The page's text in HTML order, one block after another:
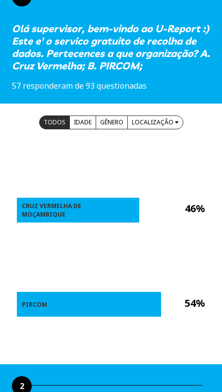
Olá supervisor, bem-vindo ao U-Report :)
Este e' o servico gratuito de recolha de
dados. Pertecences a que organização? A.
Cruz Vermelha; B. PIRCOM;
57 responderam de 93 questionadas
TODOS IDADE GÊNERO LOCALIZAÇÃO
46%
54%
CRUZ VERMELHA DE
MOÇAMBIQUE
PIRCOM
2